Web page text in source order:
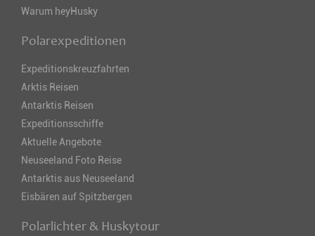
Warum heyHusky
Polarexpeditionen
Expeditionskreuzfahrten
Arktis Reisen
Antarktis Reisen
Expeditionsschiffe
Aktuelle Angebote
Neuseeland Foto Reise
Antarktis aus Neuseeland
Eisbären auf Spitzbergen
Polarlichter & Huskytour